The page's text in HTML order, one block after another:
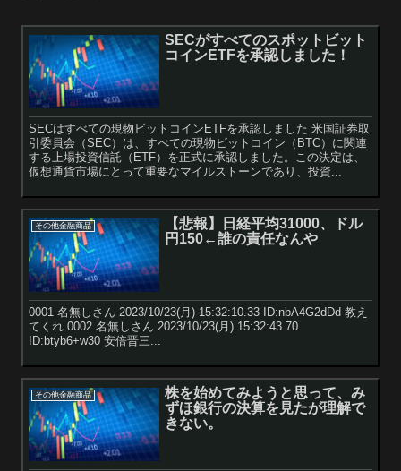
SECがすべてのスポットビット
コインETFを承認しました！
SECはすべての現物ビットコインETFを承認しました 米国証券取
引委員会（SEC）は、すべての現物ビットコイン（BTC）に関連
する上場投資信託（ETF）を正式に承認しました。この決定は、
仮想通貨市場にとって重要なマイルストーンであり、投資...
その他金融商品
【悲報】日経平均31000、ドル
円150←誰の責任なんや
0001 名無しさん 2023/10/23(月) 15:32:10.33 ID:nbA4G2dDd 教え
てくれ 0002 名無しさん 2023/10/23(月) 15:32:43.70
ID:btyb6+w30 安倍晋三...
その他金融商品
株を始めてみようと思って、み
ずほ銀行の決算を見たが理解で
きない。